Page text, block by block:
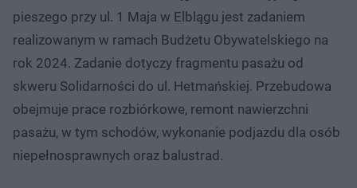
pieszego przy ul. 1 Maja w Elblągu jest zadaniem
realizowanym w ramach Budżetu Obywatelskiego na
rok 2024. Zadanie dotyczy fragmentu pasażu od
skweru Solidarności do ul. Hetmańskiej. Przebudowa
obejmuje prace rozbiórkowe, remont nawierzchni
pasażu, w tym schodów, wykonanie podjazdu dla osób
niepełnosprawnych oraz balustrad.